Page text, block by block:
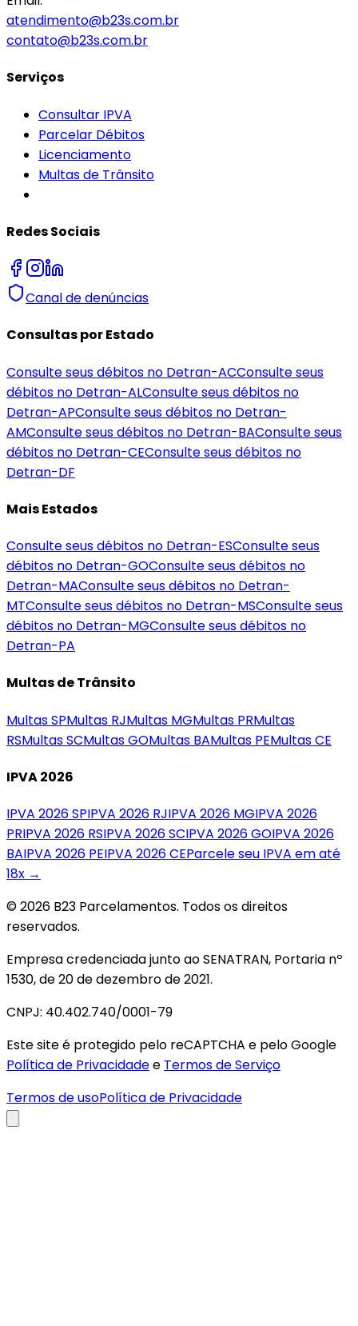
atendimento@b23s.com.br
contato@b23s.com.br
Serviços
Consultar IPVA
Parcelar Débitos
Licenciamento
Multas de Trânsito
Redes Sociais
Canal de denúncias
Consultas por Estado
Consulte seus débitos no Detran-ACConsulte seus
débitos no Detran-ALConsulte seus débitos no
Detran-APConsulte seus débitos no Detran-
AMConsulte seus débitos no Detran-BAConsulte seus
débitos no Detran-CEConsulte seus débitos no
Detran-DF
Mais Estados
Consulte seus débitos no Detran-ESConsulte seus
débitos no Detran-GOConsulte seus débitos no
Detran-MAConsulte seus débitos no Detran-
MTConsulte seus débitos no Detran-MSConsulte seus
débitos no Detran-MGConsulte seus débitos no
Detran-PA
Multas de Trânsito
MultasSPMultas RJMultas MGMultas PRMultas
RSMultasSCMultasGOMultas BAMultas PEMultasCE
IPVA 2026
IPVA 2026SPIPVA 2026 RJIPVA 2026 MGIPVA 2026
PRIPVA 2026 RSIPVA 2026SCIPVA 2026GOIPVA 2026
BAIPVA 2026 PEIPVA 2026CEParcele seu IPVA em até
18x →
© 2026 B23 Parcelamentos. Todos os direitos
reservados.
Empresa credenciada junto ao SENATRAN, Portaria nº
1530, de 20 de dezembro de 2021.
CNPJ: 40.402.740/0001-79
Este site é protegido pelo reCAPTCHA e pelo Google
Política de Privacidadee Termos de Serviço
Termos de usoPolítica de Privacidade